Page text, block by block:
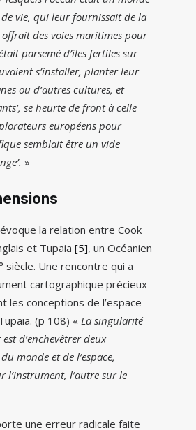
vie, qui leur fournissait de la
des voies maritimes pour
parsemé d’îles fertiles sur
s’installer, planter leur
ou d’autres cultures, et
se heurte de front à celle
européens pour
semblait être un vide
»
la relation entre Cook
et Tupaia [5], un Océanien
siècle. Une rencontre qui a
cartographique précieux
les conceptions de l’espace
(p 108) « La singularité
d’enchevêtrer deux
monde et de l’espace,
l’instrument, l’autre sur le
une erreur radicale faite